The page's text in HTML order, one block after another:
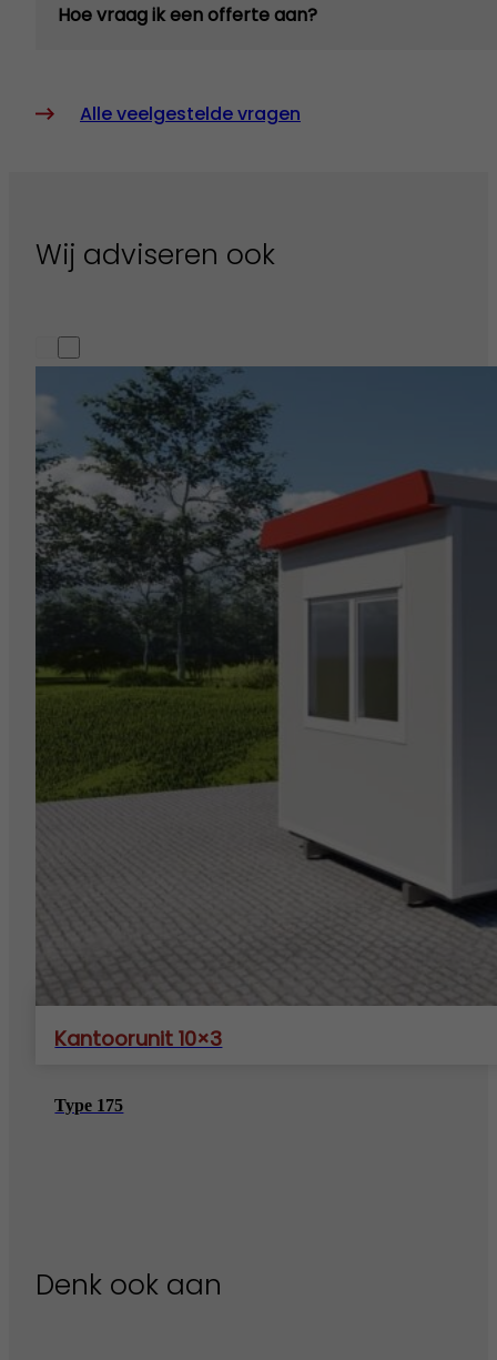
Hoe vraag ik een offerte aan?
Alle veelgestelde vragen
Wij adviseren ook
Kantoorunit 10×3
Type 175
Denk ook aan